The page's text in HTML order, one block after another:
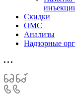
Скидки
ОМС
Анализы
Надзорные